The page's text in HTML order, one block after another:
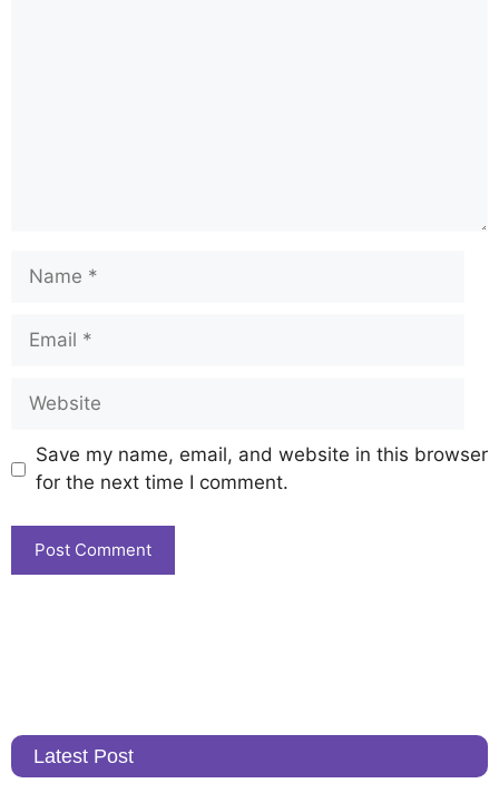
Save my name, email, and website in this browser
for the next time I comment.
Latest Post